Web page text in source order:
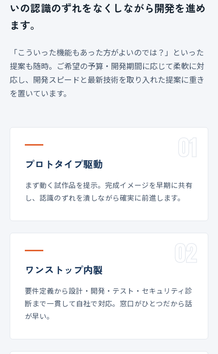
いの認識のずれをなくしながら開発を進め
ます。
「こういった機能もあった方がよいのでは？」といった
提案も随時。ご希望の予算・開発期間に応じて柔軟に対
応し、開発スピードと最新技術を取り入れた提案に重き
を置いています。
01
プロトタイプ駆動
まず動く試作品を提示。完成イメージを早期に共有
し、認識のずれを潰しながら確実に前進します。
02
ワンストップ内製
要件定義から設計・開発・テスト・セキュリティ診
断まで一貫して自社で対応。窓口がひとつだから話
が早い。